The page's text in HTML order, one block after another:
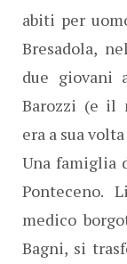
abiti per
Bresadola,
due giovani
Barozzi (e il
era a sua
Una famiglia
Ponteceno.
medico
Bagni, si